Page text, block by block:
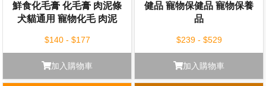
鮮食化毛膏 化毛膏 肉泥條
犬貓通用 寵物化毛 肉泥
$140 - $177
加入購物車
健品 寵物保健品 寵物保養
品
$239 - $529
加入購物車